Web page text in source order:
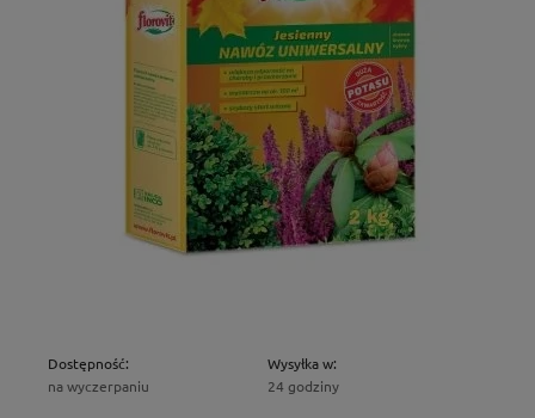
Dostępność:
na wyczerpaniu
Wysyłka w:
24 godziny